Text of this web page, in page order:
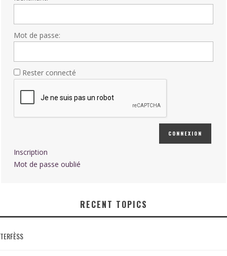
Mot de passe:
Rester connecté
CONNEXION
Inscription
Mot de passe oublié
RECENT TOPICS
TERFÈSS